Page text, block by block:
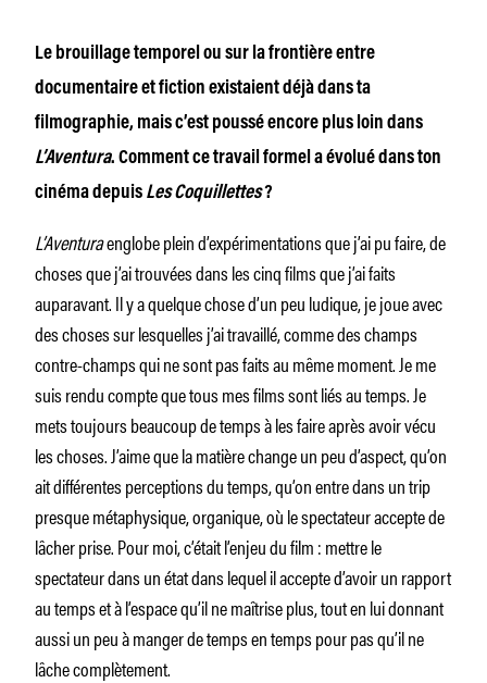
Le brouillage temporel ou sur la frontière entre
documentaire et fiction existaient déjà dans ta
filmographie, mais c’est poussé encore plus loin dans
L’Aventura. Comment ce travail formel a évolué dans ton
cinéma depuis Les Coquillettes?
L’Aventuraenglobe plein d’expérimentations que j’ai pu faire, de
choses que j’ai trouvées dans les cinq films que j’ai faits
auparavant. Il y a quelque chose d’un peu ludique, je joue avec
des choses sur lesquelles j’ai travaillé, comme des champs
contre-champs qui ne sont pas faits au même moment. Je me
suis rendu compte que tous mes films sont liés au temps. Je
mets toujours beaucoup de temps à les faire après avoir vécu
les choses. J’aime que la matière change un peu d’aspect, qu’on
ait différentes perceptions du temps, qu’on entre dans un trip
presque métaphysique, organique, où le spectateur accepte de
lâcher prise. Pour moi, c’était l’enjeu du film : mettre le
spectateur dans un état dans lequel il accepte d’avoir un rapport
au temps et à l’espace qu’il ne maîtrise plus, tout en lui donnant
aussi un peu à manger de temps en temps pour pas qu’il ne
lâche complètement.